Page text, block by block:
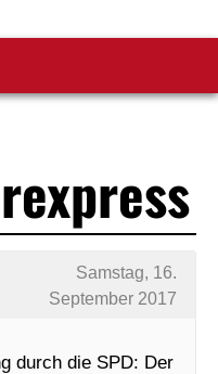
Samstag, 16.
September 2017
durch die SPD: Der